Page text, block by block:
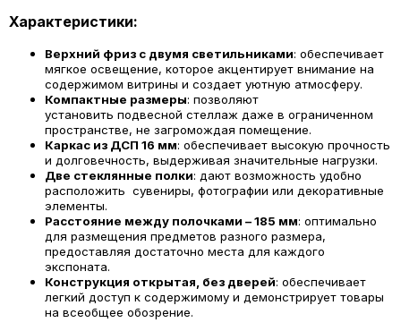
Характеристики:
Верхний фриз с двумя светильниками: обеспечивает
мягкое освещение, которое акцентирует внимание на
содержимом витрины и создает уютную атмосферу.
Компактные размеры: позволяют
установить подвесной стеллаж даже в ограниченном
пространстве, не загромождая помещение.
Каркас из ДСП 16 мм: обеспечивает высокую прочность
и долговечность, выдерживая значительные нагрузки.
Две стеклянные полки: дают возможность удобно
расположить сувениры, фотографии или декоративные
элементы.
Расстояние между полочками – 185 мм: оптимально
для размещения предметов разного размера,
предоставляя достаточно места для каждого
экспоната.
Конструкция открытая, без дверей: обеспечивает
легкий доступ к содержимому и демонстрирует товары
на всеобщее обозрение.